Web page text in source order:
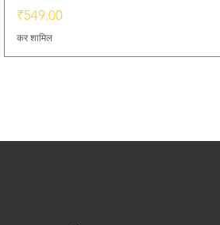
मूल्य
₹549.00
कर शामिल